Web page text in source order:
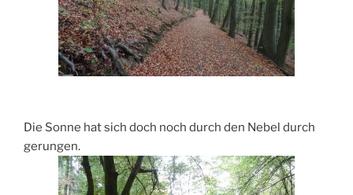
Die Sonne hat sich doch noch durch den Nebel durch
gerungen.